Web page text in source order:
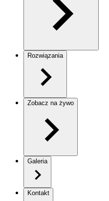
Rozwiązania
Zobacz na żywo
Galeria
Kontakt